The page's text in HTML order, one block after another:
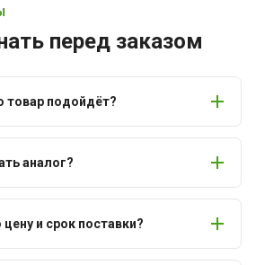
перед заказом
товар подойдёт?
аналог?
и срок поставки?